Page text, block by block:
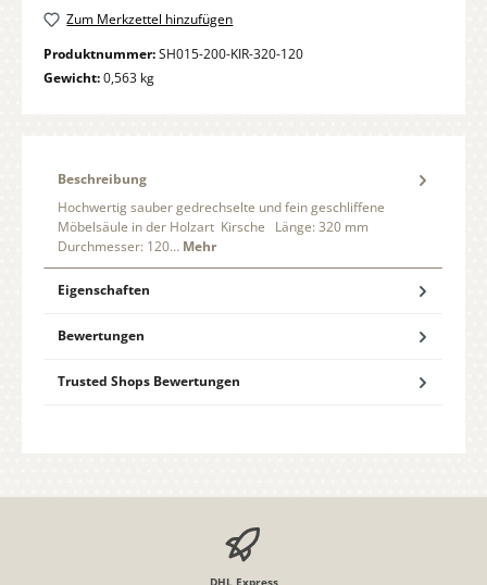
Zum Merkzettel hinzufügen
Produktnummer:SH015-200-KIR-320-120
Gewicht:0,563 kg
Beschreibung
Hochwertig sauber gedrechselte und fein geschliffene
Möbelsäule in der Holzart Kirsche Länge: 320 mm
Durchmesser: 120… Mehr
Eigenschaften
Bewertungen
Trusted Shops Bewertungen
DHL Express